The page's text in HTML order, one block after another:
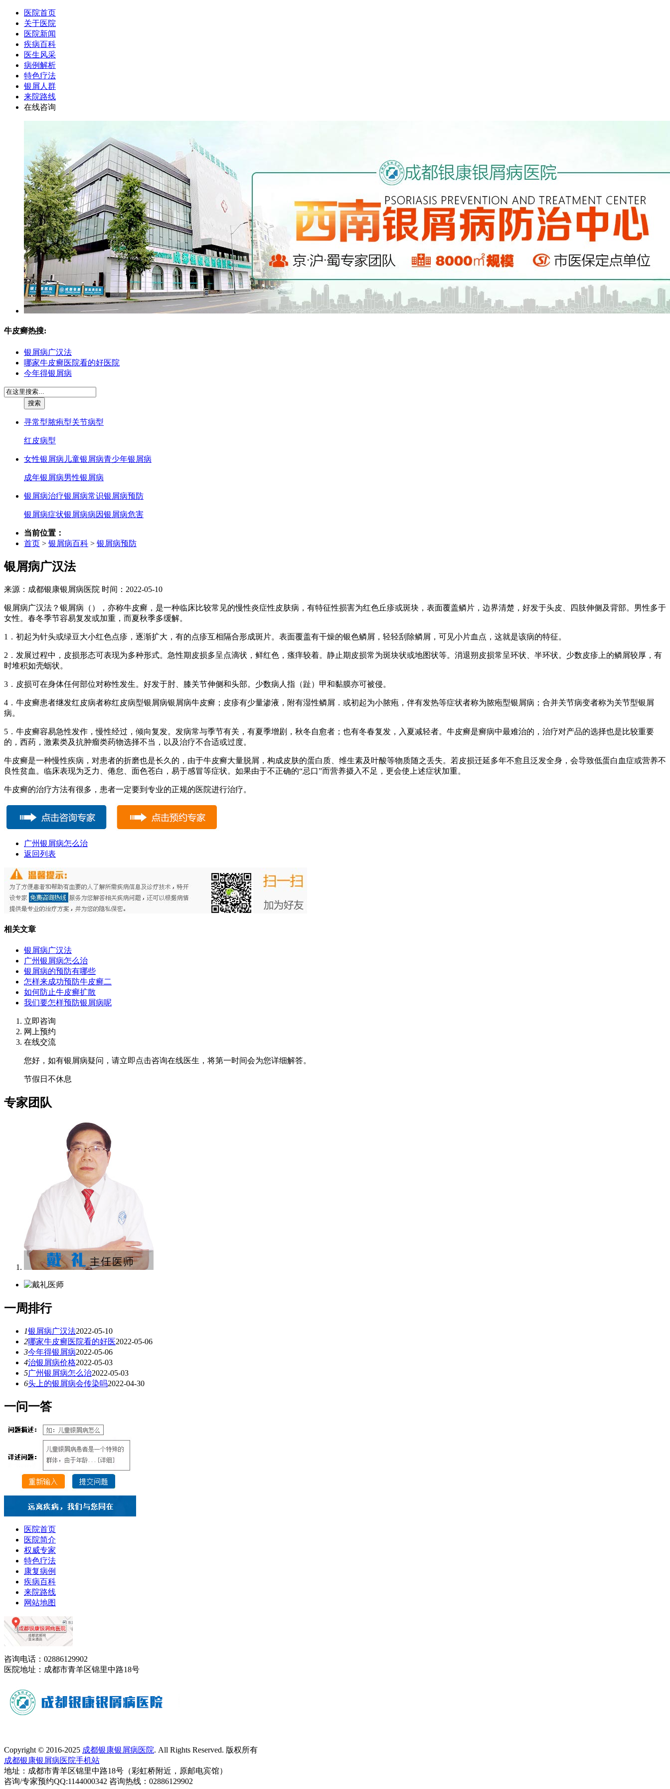
医院首页
关于医院
医院新闻
疾病百科
医生风采
病例解析
特色疗法
银屑人群
来院路线
在线咨询
牛皮癣热搜:
银屑病广汉法
哪家牛皮癣医院看的好医院
今年得银屑病
寻常型脓疱型关节病型
红皮病型
女性银屑病 儿童银屑病青少年银屑病
成年银屑病男性银屑病
银屑病治疗银屑病常识银屑病预防
银屑病症状银屑病病因银屑病危害
当前位置：
首页 > 银屑病百科 > 银屑病预防
银屑病广汉法
来源：成都银康银屑病医院 时间：2022-05-10
银屑病广汉法？银屑病（），亦称牛皮癣，是一种临床比较常见的慢性炎症性皮肤病，有特征性损害为红色丘疹或斑块，表面覆盖鳞片，边界清楚，好发于头皮、四肢伸侧及背部。男性多于
女性。春冬季节容易复发或加重，而夏秋季多缓解。
1．初起为针头或绿豆大小红色点疹，逐渐扩大，有的点疹互相隔合形成斑片。表面覆盖有干燥的银色鳞屑，轻轻刮除鳞屑，可见小片血点，这就是该病的特征。
2．发展过程中，皮损形态可表现为多种形式。急性期皮损多呈点滴状，鲜红色，瘙痒较着。静止期皮损常为斑块状或地图状等。消退朔皮损常呈环状、半环状。少数皮疹上的鳞屑较厚，有
时堆积如壳蛎状。
3．皮损可在身体任何部位对称性发生。好发于肘、膝关节伸侧和头部。少数病人指（趾）甲和黏膜亦可被侵。
4．牛皮癣患者继发红皮病者称红皮病型银屑病银屑病牛皮癣；皮疹有少量渗液，附有湿性鳞屑．或初起为小脓疱，伴有发热等症状者称为脓疱型银屑病；合并关节病变者称为关节型银屑
病。
5．牛皮癣容易急性发作，慢性经过，倾向复发。发病常与季节有关，有夏季增剧，秋冬自愈者；也有冬春复发，入夏减轻者。牛皮癣是癣病中最难治的，治疗对产品的选择也是比较重要
的，西药，激素类及抗肿瘤类药物选择不当，以及治疗不合适或过度。
牛皮癣是一种慢性疾病，对患者的折磨也是长久的，由于牛皮癣大量脱屑，构成皮肤的蛋白质、维生素及叶酸等物质随之丢失。若皮损迁延多年不愈且泛发全身，会导致低蛋白血症或营养不
良性贫血。临床表现为乏力、倦怠、面色苍白，易于感冒等症状。如果由于不正确的“忌口”而营养摄入不足，更会使上述症状加重。
牛皮癣的治疗方法有很多，患者一定要到专业的正规的医院进行治疗。
广州银屑病怎么治
返回列表
相关文章
银屑病广汉法
广州银屑病怎么治
银屑病的预防有哪些
怎样来成功预防牛皮癣二
如何防止牛皮癣扩散
我们要怎样预防银屑病呢
立即咨询
网上预约
在线交流
您好，如有银屑病疑问，请立即点击咨询在线医生，将第一时间会为您详细解答。
节假日不休息
专家团队
一周排行
1银屑病广汉法2022-05-10
2哪家牛皮癣医院看的好医2022-05-06
3今年得银屑病2022-05-06
4治银屑病价格2022-05-03
5广州银屑病怎么治2022-05-03
6头上的银屑病会传染吗2022-04-30
一问一答
医院首页
医院简介
权威专家
特色疗法
康复病例
疾病百科
来院路线
网站地图
咨询电话：02886129902
医院地址：成都市青羊区锦里中路18号
Copyright © 2016-2025 成都银康银屑病医院. All Rights Reserved. 版权所有
成都银康银屑病医院手机站
地址：成都市青羊区锦里中路18号（彩虹桥附近，原邮电宾馆）
咨询/专家预约QQ:1144000342 咨询热线：02886129902